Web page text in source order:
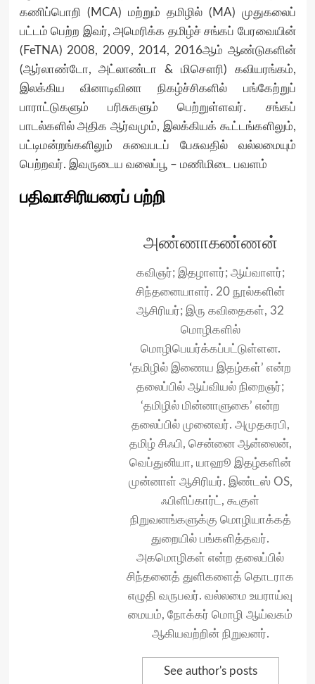
கணிப்பொறி (MCA) மற்றும் தமிழில் (MA) முதுகலைப்
பட்டம் பெற்ற இவர், அமெரிக்க தமிழ்ச் சங்கப் பேரவையின்
(FeTNA) 2008, 2009, 2014, 2016ஆம் ஆண்டுகளின்
(ஆர்லாண்டோ, அட்லாண்டா & மிசௌரி) கவியரங்கம்,
இலக்கிய வினாடிவினா நிகழ்ச்சிகளில் பங்கேற்றுப்
பாராட்டுகளும் பரிசுகளும் பெற்றுள்ளவர். சங்கப்
பாடல்களில் அதிக ஆர்வமும், இலக்கியக் கூட்டங்களிலும்,
பட்டிமன்றங்களிலும் சுவைபடப் பேசுவதில் வல்லமையும்
பெற்றவர். இவருடைய வலைப்பூ – மணிமிடை பவளம்
பதிவாசிரியரைப் பற்றி
அண்ணாகண்ணன்
கவிஞர்; இதழாளர்; ஆய்வாளர்;
சிந்தனையாளர். 20 நூல்களின்
ஆசிரியர்; இரு கவிதைகள், 32
மொழிகளில்
மொழிபெயர்க்கப்பட்டுள்ளன.
‘தமிழில் இணைய இதழ்கள்’ என்ற
தலைப்பில் ஆய்வியல் நிறைஞர்;
‘தமிழில் மின்னாளுகை’ என்ற
தலைப்பில் முனைவர். அமுதசுரபி,
தமிழ் சிஃபி, சென்னை ஆன்லைன்,
வெப்துனியா, யாஹூ இதழ்களின்
முன்னாள் ஆசிரியர். இண்டஸ் OS,
ஃபிளிப்கார்ட், கூகுள்
நிறுவனங்களுக்கு மொழியாக்கத்
துறையில் பங்களித்தவர்.
அகமொழிகள் என்ற தலைப்பில்
சிந்தனைத் துளிகளைத் தொடராக
எழுதி வருபவர். வல்லமை உயராய்வு
மையம், நோக்கர் மொழி ஆய்வகம்
ஆகியவற்றின் நிறுவனர்.
See author's posts